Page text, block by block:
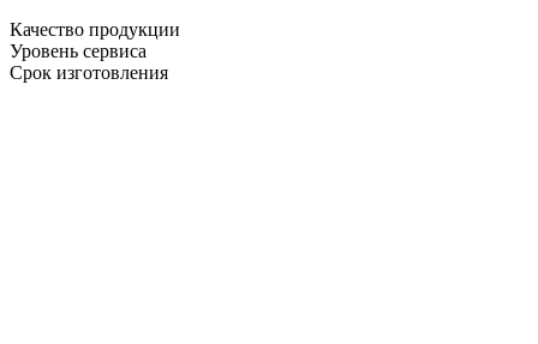
Качество продукции
Уровень сервиса
Срок изготовления